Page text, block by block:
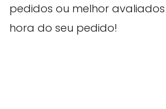
pedidos ou melhor
hora do seu pedido!